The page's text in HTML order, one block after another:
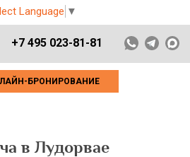
Language ▼
+7 495 023-81-81
БРОНИРОВАНИЕ
в Лудорвае